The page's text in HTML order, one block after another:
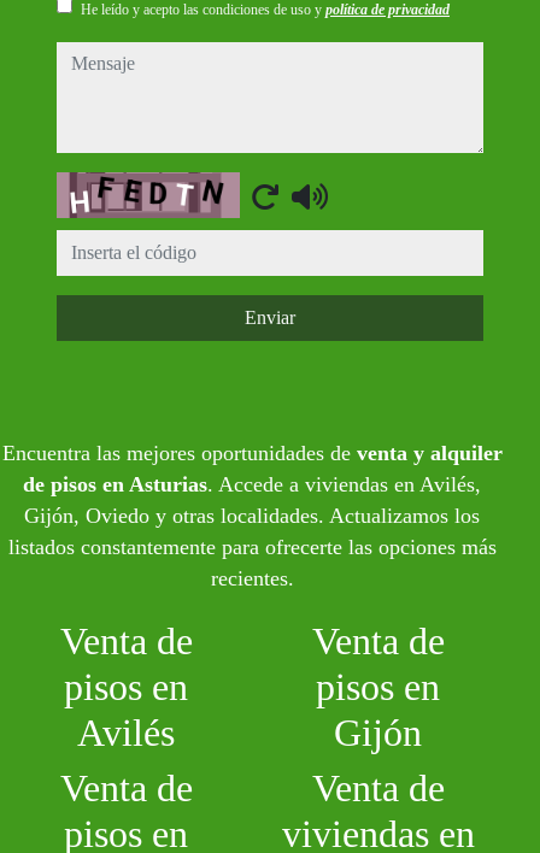
He leído y acepto las condiciones de uso y política de privacidad
mensaje
Captcha
Enviar
Encuentra las mejores oportunidades de venta y alquiler
de pisos en Asturias. Accede a viviendas en Avilés,
Gijón, Oviedo y otras localidades. Actualizamos los
listados constantemente para ofrecerte las opciones más
recientes.
Venta de
pisos en
Avilés
Venta de
pisos en
Gijón
Venta de
pisos en
Venta de
viviendas en